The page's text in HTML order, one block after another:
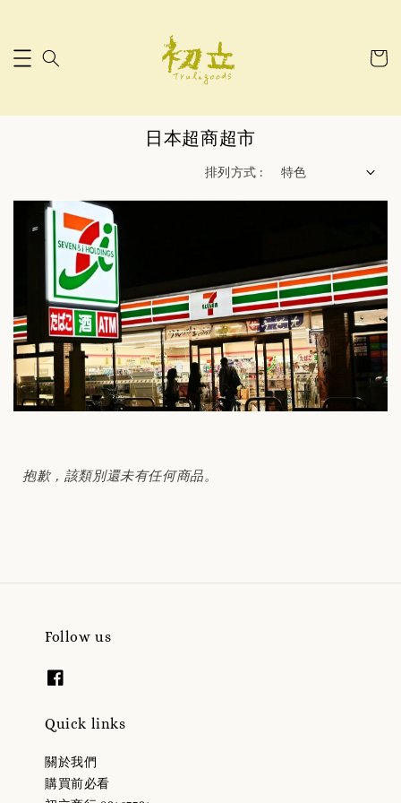
日本超商超市
排列方式 :
抱歉，該類別還未有任何商品。
Follow us
Quick links
關於我們
購買前必看